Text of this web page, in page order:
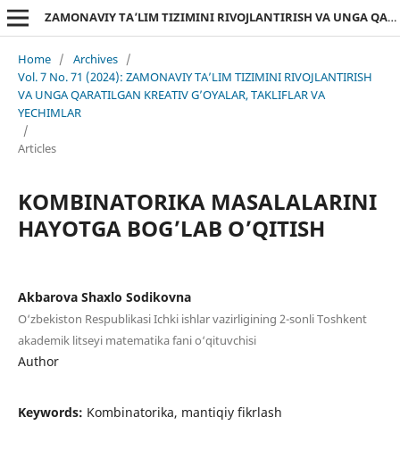
ZAMONAVIY TA’LIM TIZIMINI RIVOJLANTIRISH VA UNGA QARATILGAN KREATIV G’OYALAR, TAKLIFLAR VA YECHIMLAR
Home / Archives /
Vol. 7 No. 71 (2024): ZAMONAVIY TA’LIM TIZIMINI RIVOJLANTIRISH
VA UNGA QARATILGAN KREATIV G’OYALAR, TAKLIFLAR VA
YECHIMLAR
/
Articles
KOMBINATORIKA MASALALARINI
HAYOTGA BOG’LAB O’QITISH
Akbarova Shaxlo Sodikovna
O‘zbekiston Respublikasi Ichki ishlar vazirligining 2-sonli Toshkent
akademik litseyi matematika fani o‘qituvchisi
Author
Keywords: Kombinatorika, mantiqiy fikrlash